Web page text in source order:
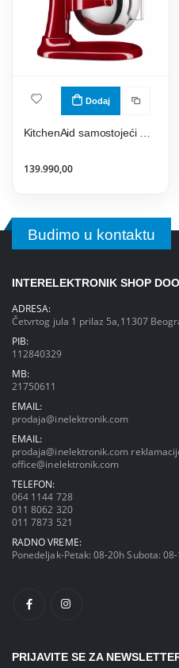
Dodaj
139.990,00
Budimo u kontaktu
INTERELEKTRONIK SHOP DOO
ADRESA:
Četvrtog jula 1 prilaz 5a,11307
PIB:
112840329
MB:
21750611
EMAIL:
prodaja@inelektronik.com
EMAIL:
prodaja@inelektronik.com
office@inelektronik.com
TELEFON:
064 1144 728
011 8062 320
011 7873 521
RADNO VREME:
Ponedeljak-Petak: 08-20h Subota:
PRIJAVITE SE ZA